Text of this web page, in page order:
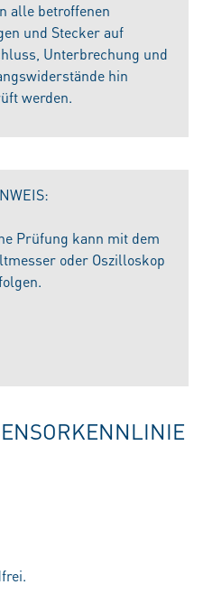
alle betroffenen
und Stecker auf
Unterbrechung und
hin
werden.
Prüfung kann mit dem
oder Oszilloskop